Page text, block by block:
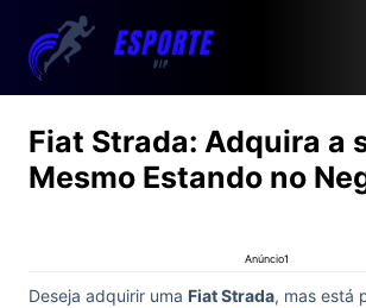
Fiat Strada: Adquira a
Mesmo Estando no
Anúncio1
Deseja adquirir uma Fiat Strada, mas está